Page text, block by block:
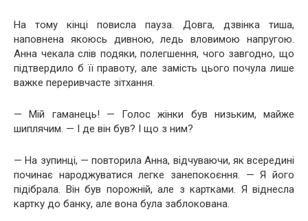
На тому кінці повисла пауза. Довга, дзвінка тиша,
наповнена якоюсь дивною, ледь вловимою напругою.
Анна чекала слів подяки, полегшення, чого завгодно, що
підтвердило б її правоту, але замість цього почула лише
важке переривчасте зітхання.
— Мій гаманець! — Голос жінки був низьким, майже
шиплячим. — І де він був? І що з ним?
— На зупинці, — повторила Анна, відчуваючи, як всередині
починає народжуватися легке занепокоєння. — Я його
підібрала. Він був порожній, але з картками. Я віднесла
картку до банку, але вона була заблокована.